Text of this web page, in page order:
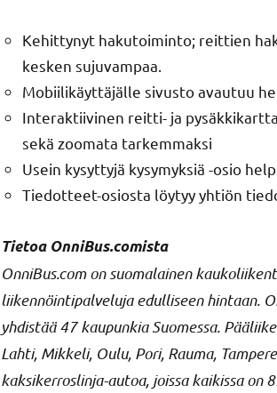
Kehittynyt hakutoiminto; reittien
kesken sujuvampaa.
Mobiilikäyttäjälle sivusto avautuu
Interaktiivinen reitti- ja
sekä zoomata tarkemmaksi
Usein kysyttyjä kysymyksiä -osio
Tiedotteet-osiosta löytyy yhtiön
Tietoa OnniBus.comista
OnniBus.com on suomalainen
liikennöintipalveluja edulliseen hintaan.
yhdistää 47 kaupunkia Suomessa.
Lahti, Mikkeli, Oulu, Pori, Rauma,
kaksikerroslinja-autoa, joissa kaikissa